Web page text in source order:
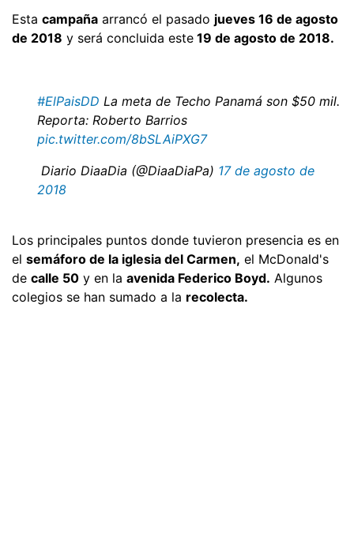
Esta campaña arrancó el pasado jueves 16 de agosto
de 2018 y será concluida este 19 de agosto de 2018.
#ElPaisDD La meta de Techo Panamá son $50 mil.
Reporta: Roberto Barrios
pic.twitter.com/8bSLAiPXG7
 Diario DiaaDia (@DiaaDiaPa) 17 de agosto de
2018
Los principales puntos donde tuvieron presencia es en
el semáforo de la iglesia del Carmen, el McDonald's
de calle 50 y en la avenida Federico Boyd. Algunos
colegios se han sumado a la recolecta.